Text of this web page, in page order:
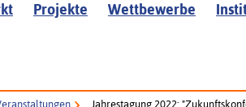
Projekte Wettbewerbe
Jahrestagung 2022: